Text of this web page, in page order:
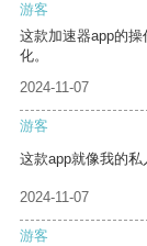
游客
这款加速器app的
化。
2024-11-07
游客
这款app就像我的私
2024-11-07
游客